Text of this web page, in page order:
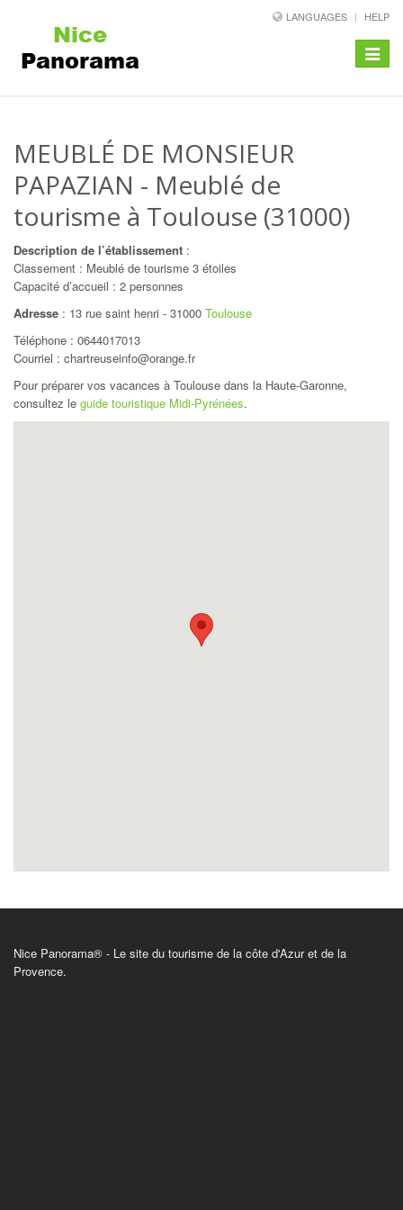
LANGUAGES HELP
Toggle
MEUBLÉ DE MONSIEUR
PAPAZIAN - Meublé de
tourisme à Toulouse (31000)
Description de l’établissement :
Classement : Meublé de tourisme 3 étoiles
Capacité d’accueil : 2 personnes
Adresse : 13 rue saint henri - 31000 Toulouse
Téléphone : 0644017013
Courriel : chartreuseinfo@orange.fr
Pour préparer vos vacances à Toulouse dans la Haute-Garonne,
consultez le guide touristique Midi-Pyrénées.
Nice Panorama® - Le site du tourisme de la côte d'Azur et de la
Provence.